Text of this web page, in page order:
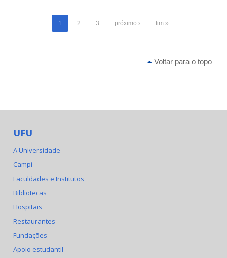
1 2 3 próximo › fim »
Voltar para o topo
UFU
A Universidade
Campi
Faculdades e Institutos
Bibliotecas
Hospitais
Restaurantes
Fundações
Apoio estudantil